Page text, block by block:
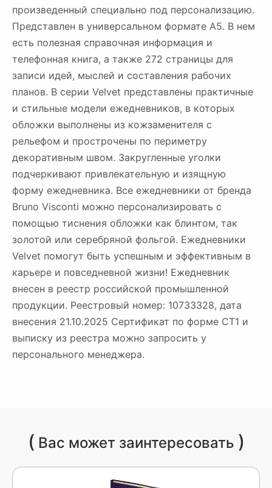
произведенный специально под персонализацию.
Представлен в универсальном формате А5. В нем
есть полезная справочная информация и
телефонная книга, а также 272 страницы для
записи идей, мыслей и составления рабочих
планов. В серии Velvet представлены практичные
и стильные модели ежедневников, в которых
обложки выполнены из кожзаменителя с
рельефом и прострочены по периметру
декоративным швом. Закругленные уголки
подчеркивают привлекательную и изящную
форму ежедневника. Все ежедневники от бренда
Bruno Visconti можно персонализировать с
помощью тиснения обложки как блинтом, так
золотой или серебряной фольгой. Ежедневники
Velvet помогут быть успешным и эффективным в
карьере и повседневной жизни! Ежедневник
внесен в реестр российской промышленной
продукции. Реестровый номер: 10733328, дата
внесения 21.10.2025 Сертификат по форме СТ1 и
выписку из реестра можно запросить у
персонального менеджера.
( Вас может заинтересовать )